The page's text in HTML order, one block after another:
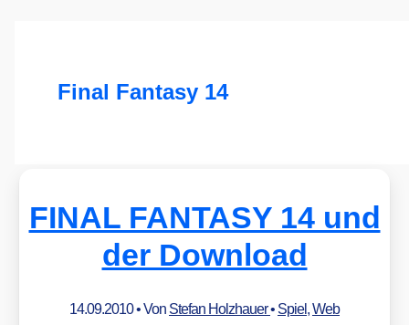
Final Fantasy 14
FINAL FANTASY 14 und
der Download
14.09.2010• Von Stefan Holzhauer• Spiel,Web